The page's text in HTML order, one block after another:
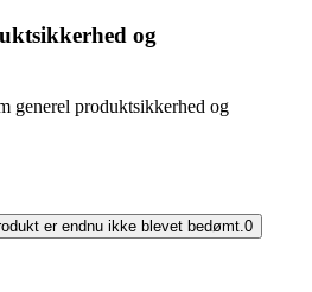
og
generel produktsikkerhed og
er endnu ikke blevet bedømt.0